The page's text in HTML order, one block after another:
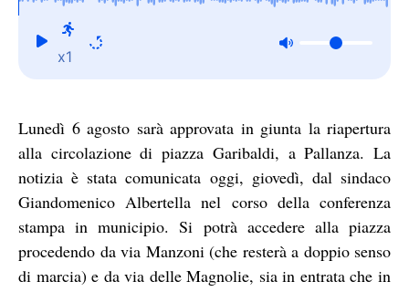
x1
Lunedì 6 agosto sarà approvata in giunta la riapertura
alla circolazione di piazza Garibaldi, a Pallanza. La
notizia è stata comunicata oggi, giovedì, dal sindaco
Giandomenico Albertella nel corso della conferenza
stampa in municipio. Si potrà accedere alla piazza
procedendo da via Manzoni (che resterà a doppio senso
di marcia) e da via delle Magnolie, sia in entrata che in